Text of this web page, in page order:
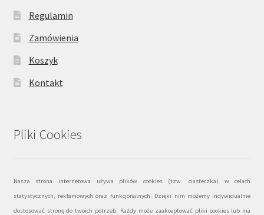
Regulamin
Zamówienia
Koszyk
Kontakt
Pliki Cookies
Nasza strona internetowa używa plików cookies (tzw. ciasteczka) w celach
statystycznych, reklamowych oraz funkcjonalnych. Dzięki nim możemy indywidualnie
dostosować stronę do twoich potrzeb. Każdy może zaakceptować pliki cookies lub ma